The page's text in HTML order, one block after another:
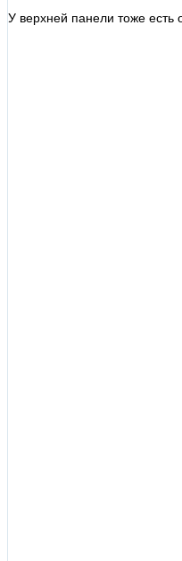
У верхней панели тоже есть